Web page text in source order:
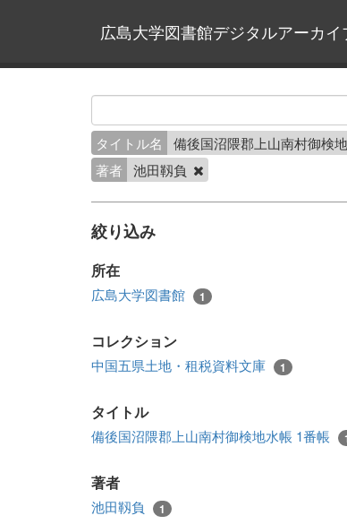
広島大学図書館デジタルアーカイ
タイトル名
備後国沼隈郡上山南村御検
著者
池田靱負
絞り込み
所在
広島大学図書館 1
コレクション
中国五県土地・租税資料文庫 1
タイトル
備後国沼隈郡上山南村御検地水帳 1番帳
著者
池田靱負 1